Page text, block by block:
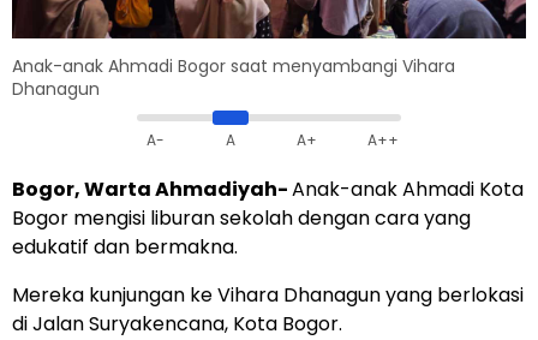
Anak-anak Ahmadi Bogor saat menyambangi Vihara
Dhanagun
A- A A+ A++
Bogor, Warta Ahmadiyah-Anak-anak Ahmadi Kota
Bogor mengisi liburan sekolah dengan cara yang
edukatif dan bermakna.
Mereka kunjungan ke Vihara Dhanagun yang berlokasi
di Jalan Suryakencana, Kota Bogor.